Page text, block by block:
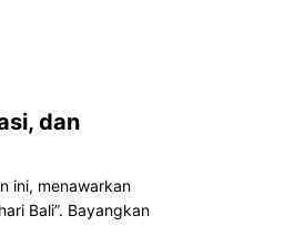
dan
ini, menawarkan
Bali”. Bayangkan